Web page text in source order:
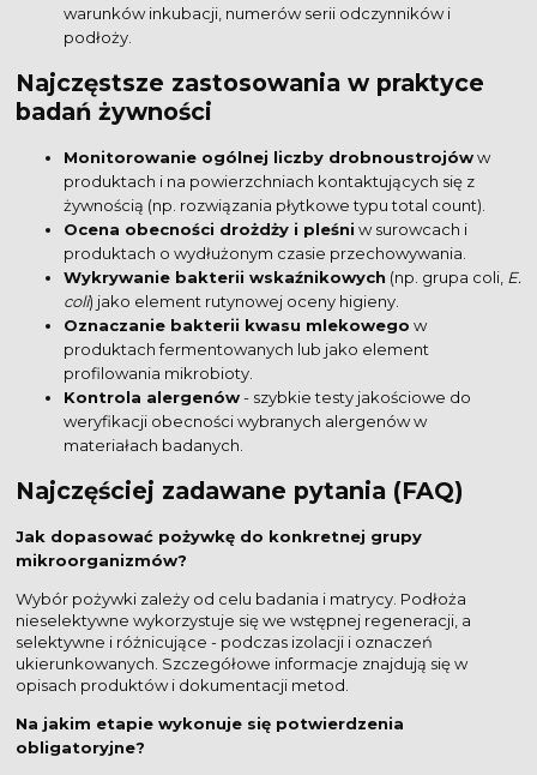
warunków inkubacji, numerów serii odczynników i
podłoży.
Najczęstsze zastosowania w praktyce
badań żywności
Monitorowanie ogólnej liczby drobnoustrojóww
produktach i na powierzchniach kontaktujących się z
żywnością (np. rozwiązania płytkowe typu total count).
Ocena obecności drożdży i pleśni w surowcach i
produktach o wydłużonym czasie przechowywania.
Wykrywanie bakterii wskaźnikowych (np. grupa coli, E.
coli) jako element rutynowej oceny higieny.
Oznaczanie bakterii kwasu mlekowego w
produktach fermentowanych lub jako element
profilowania mikrobioty.
Kontrola alergenów- szybkie testy jakościowe do
weryfikacji obecności wybranych alergenów w
materiałach badanych.
Najczęściej zadawane pytania (FAQ)
Jak dopasować pożywkę do konkretnej grupy
mikroorganizmów?
Wybór pożywki zależy od celu badania i matrycy. Podłoża
nieselektywne wykorzystuje się we wstępnej regeneracji, a
selektywne i różnicujące - podczas izolacji i oznaczeń
ukierunkowanych. Szczegółowe informacje znajdują się w
opisach produktów i dokumentacji metod.
Na jakim etapie wykonuje się potwierdzenia
obligatoryjne?